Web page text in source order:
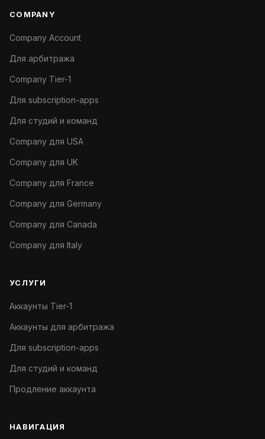
COMPANY
Company Account
Для арбитража
Company Tier-1
Для subscription-apps
Для студий и команд
Company для USA
Company для UK
Company для France
Company для Germany
Company для Canada
Company для Italy
УСЛУГИ
Аккаунты Tier-1
Аккаунты для арбитража
Для subscription-apps
Для студий и команд
Продление аккаунта
НАВИГАЦИЯ